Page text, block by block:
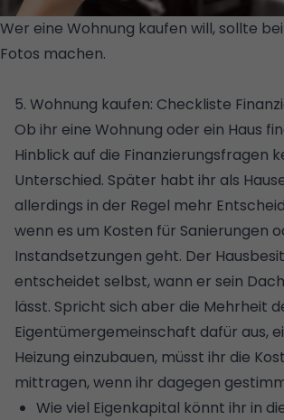
Wer eine Wohnung kaufen will, sollte
Fotos machen.
5. Wohnung kaufen: Checkliste
Ob ihr eine Wohnung oder ein Haus
Hinblick auf die Finanzierungsfragen
Unterschied. Später habt ihr als
allerdings in der Regel mehr
wenn es um Kosten für Sanierungen
Instandsetzungen geht. Der
entscheidet selbst, wann er sein
lässt. Spricht sich aber die Mehrheit
Eigentümergemeinschaft dafür aus,
Heizung einzubauen, müsst ihr die
mittragen, wenn ihr dagegen
Wie viel Eigenkapital könnt ihr in